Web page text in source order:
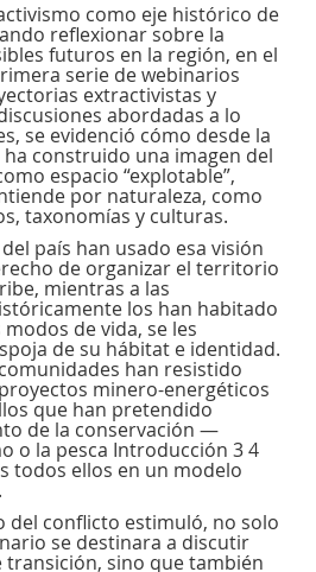
como eje histórico de
reflexionar sobre la
futuros en la región, en el
serie de webinarios
extractivistas y
abordadas a lo
se evidenció cómo desde la
construido una imagen del
espacio “explotable”,
por naturaleza, como
taxonomías y culturas.
país han usado esa visión
de organizar el territorio
mientras a las
los han habitado
de vida, se les
de su hábitat e identidad.
han resistido
minero-energéticos
que han pretendido
de la conservación —
o la pesca Introducción 3 4
todos ellos en un modelo
del conflicto estimuló, no solo
se destinara a discutir
transición, sino que también